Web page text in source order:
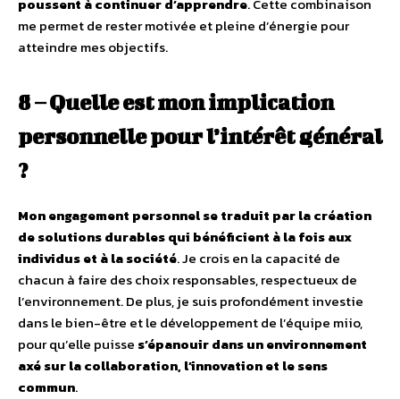
poussent à continuer d’apprendre. Cette combinaison
me permet de rester motivée et pleine d’énergie pour
atteindre mes objectifs.
8 – Quelle est mon implication
personnelle pour l’intérêt général
?
Mon engagement personnel se traduit par la création
de solutions durables qui bénéficient à la fois aux
individus et à la société. Je crois en la capacité de
chacun à faire des choix responsables, respectueux de
l’environnement. De plus, je suis profondément investie
dans le bien-être et le développement de l’équipe miio,
pour qu’elle puisse s’épanouir dans un environnement
axé sur la collaboration, l’innovation et le sens
commun.